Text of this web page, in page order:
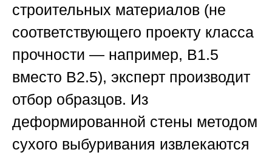
строительных материалов (не
соответствующего проекту класса
прочности — например, B1.5
вместо B2.5), эксперт производит
отбор образцов. Из
деформированной стены методом
сухого выбуривания извлекаются